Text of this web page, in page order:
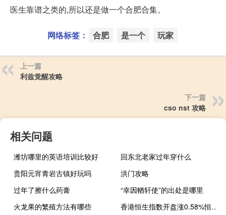
医生靠谱之类的,所以还是做一个合肥合集。
网络标签： 合肥 是一个 玩家
上一篇
利兹觉醒攻略
下一篇
cso nst 攻略
相关问题
潍坊哪里的英语培训比较好
回东北老家过年穿什么
贵阳元宵青岩古镇好玩吗
洪门攻略
过年了擦什么药膏
“幸因輶轩使”的出处是哪里
火龙果的繁殖方法有哪些
香港恒生指数开盘涨0.58%恒生科技指数涨0.45%